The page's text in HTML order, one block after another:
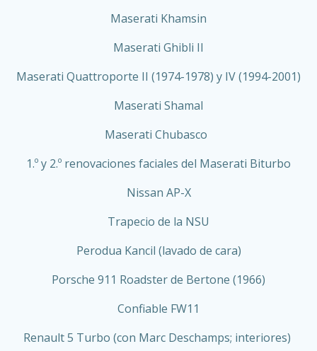
Maserati Khamsin
Maserati Ghibli II
Maserati Quattroporte II (1974-1978) y IV (1994-2001)
Maserati Shamal
Maserati Chubasco
1.º y 2.º renovaciones faciales del Maserati Biturbo
Nissan AP-X
Trapecio de la NSU
Perodua Kancil (lavado de cara)
Porsche 911 Roadster de Bertone (1966)
Confiable FW11
Renault 5 Turbo (con Marc Deschamps; interiores)